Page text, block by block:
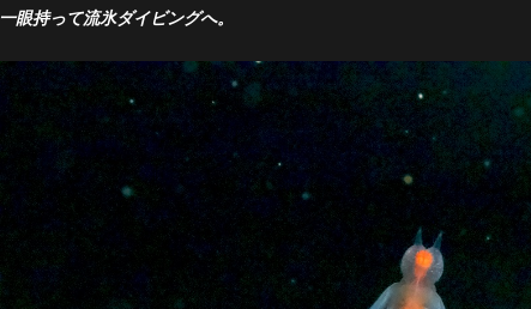
一眼持って流氷ダイビングへ。